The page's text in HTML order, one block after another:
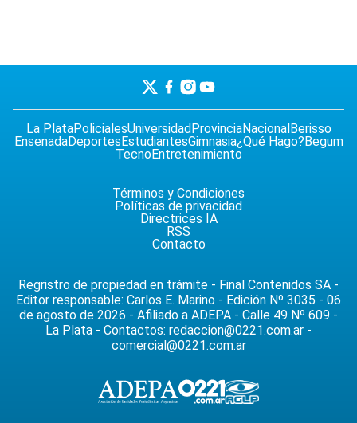
La PlataPolicialesUniversidadProvinciaNacionalBerisso
EnsenadaDeportesEstudiantesGimnasia¿Qué Hago?Begum
TecnoEntretenimiento
Términos y Condiciones
Políticas de privacidad
Directrices IA
RSS
Contacto
Regristro de propiedad en trámite - Final Contenidos SA -
Editor responsable: Carlos E. Marino - Edición Nº 3035 - 06
de agosto de 2026 - Afiliado a ADEPA - Calle 49 Nº 609 -
La Plata - Contactos: redaccion@0221.com.ar -
comercial@0221.com.ar